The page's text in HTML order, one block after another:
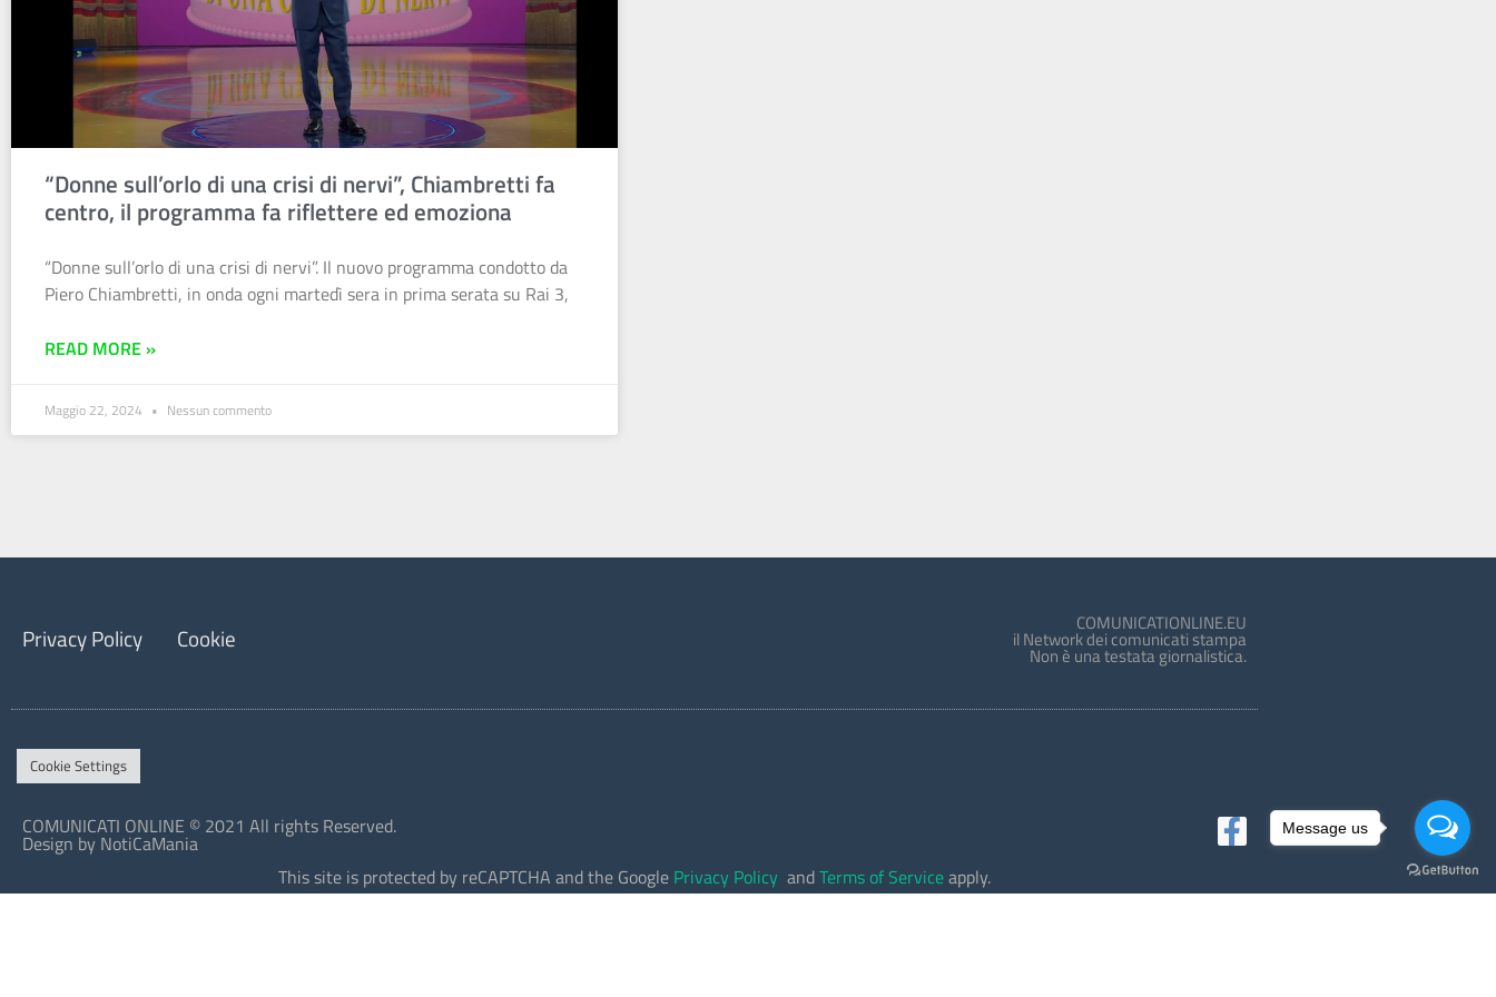
“Donne sull’orlo di una crisi di nervi”, Chiambretti fa
centro, il programma fa riflettere ed emoziona
“Donne sull’orlo di una crisi di nervi”. Il nuovo programma condotto da
Piero Chiambretti, in onda ogni martedì sera in prima serata su Rai 3,
READ MORE »
Maggio 22, 2024 Nessun commento
Privacy Policy Cookie COMUNICATIONLINE.EU
il Network dei comunicati stampa
Non è una testata giornalistica.
Cookie Settings
COMUNICATI ONLINE © 2021 All rights Reserved.
Design by NotiCaMania
This site is protected by reCAPTCHA and the Google Privacy Policy andTerms of Serviceapply.
Message us